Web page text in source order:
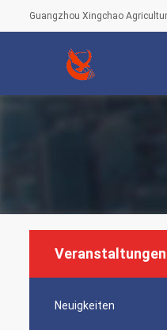
Guangzhou Xingchao
Veranstaltungen
Neuigkeiten